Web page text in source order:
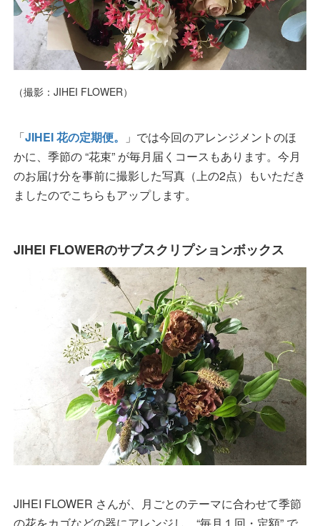
（撮影：JIHEI FLOWER）
「JIHEI 花の定期便。
」では今回のアレンジメントのほ
かに、季節の “花束” が毎月届くコースもあります。今月
のお届け分を事前に撮影した写真（上の2点）もいただき
ましたのでこちらもアップします。
JIHEI FLOWERのサブスクリプションボックス
JIHEI FLOWER さんが、月ごとのテーマに合わせて季節